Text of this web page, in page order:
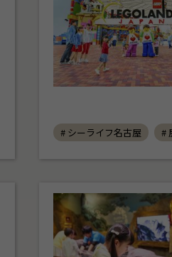
# シーライフ名古屋 #